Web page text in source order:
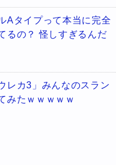
Aタイプって本当に完全
るの？ 怪しすぎるんだ
レカ3」みんなのスラン
みたｗｗｗｗｗ